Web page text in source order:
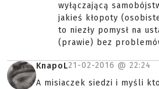
wyłączającą
jakieś kłopoty
to niezły pomysł na
(prawie) bez
KnapoL21-02-2016 @ 22:24
A misiaczek siedzi i myśli